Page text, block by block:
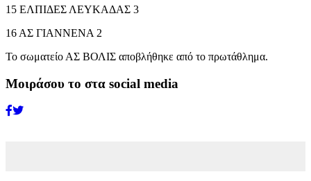
15 ΕΛΠΙΔΕΣ ΛΕΥΚΑΔΑΣ 3
16 ΑΣ ΓΙΑΝΝΕΝΑ 2
Το σωματείο ΑΣ ΒΟΛΙΣ αποβλήθηκε από το πρωτάθλημα.
Μοιράσου το στα social media